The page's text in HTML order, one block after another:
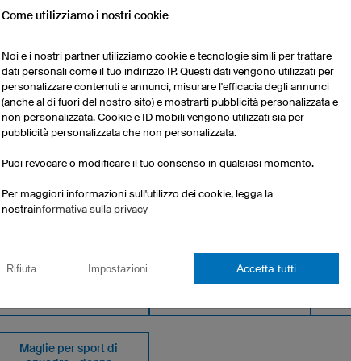
GAMMA
Maglie per sport di
Come utilizziamo i nostri cookie
Noi e i nostri partner utilizziamo cookie e tecnologie simili per trattare
dati personali come il tuo indirizzo IP. Questi dati vengono utilizzati per
personalizzare contenuti e annunci, misurare l'efficacia degli annunci
(anche al di fuori del nostro sito) e mostrarti pubblicità personalizzata e
non personalizzata. Cookie e ID mobili vengono utilizzati sia per
pubblicità personalizzata che non personalizzata.
Puoi revocare o modificare il tuo consenso in qualsiasi momento.
Per maggiori informazioni sull'utilizzo dei cookie, legga la
nostrainformativa sulla privacy
Rifiuta Impostazioni Accetta tutti